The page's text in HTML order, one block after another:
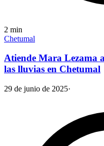
2 min
Chetumal
Atiende Mara Lezama
las lluvias en Chetumal
29 de junio de 2025·